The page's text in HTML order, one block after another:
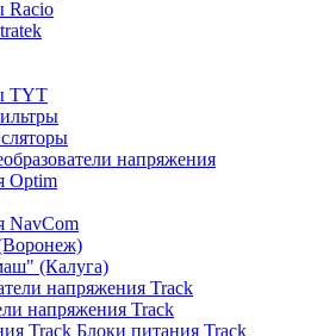
Racio
TYT
напряжения
Optim
NavCom
(Калуга)
напряжения Track
Блоки питания Track